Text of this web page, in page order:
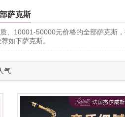
萨克斯
、10001-50000元价格的全部萨克斯
如下萨克斯。
气